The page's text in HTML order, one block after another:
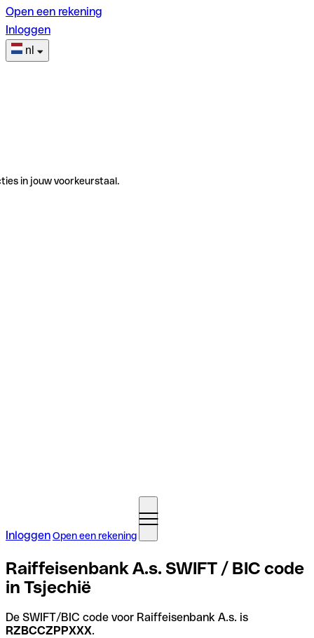
Open een rekening
Inloggen
nl
in jouw voorkeurstaal.
InloggenOpen een rekening
Raiffeisenbank A.s. SWIFT / BIC code
in Tsjechië
De SWIFT/BIC code voor Raiffeisenbank A.s. is
RZBCCZPPXXX.